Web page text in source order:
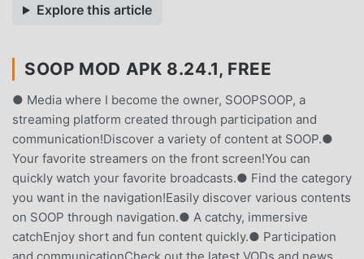
Explore this article
SOOP MOD APK 8.24.1, FREE
● Media where I become the owner, SOOPSOOP, a
streaming platform created through participation and
communication!Discover a variety of content at SOOP.●
Your favorite streamers on the front screen!You can
quickly watch your favorite broadcasts.● Find the category
you want in the navigation!Easily discover various contents
on SOOP through navigation.● A catchy, immersive
catchEnjoy short and fun content quickly.● Participation